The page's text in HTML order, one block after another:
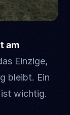
am
Einzige,
bleibt. Ein
wichtig.